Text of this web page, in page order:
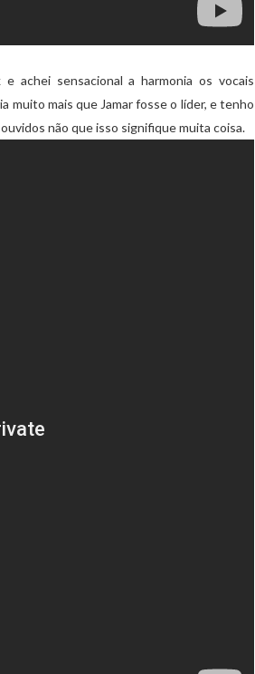
achei sensacional a harmonia os vocais
muito mais que Jamar fosse o líder, e tenho
não que isso signifique muita coisa.